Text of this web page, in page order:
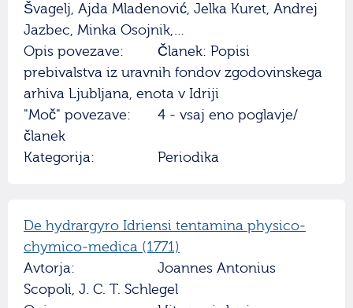
Švagelj, Ajda Mladenović, Jelka Kuret, Andrej
Jazbec, Minka Osojnik,…
Opis povezave:
Članek: Popisi
prebivalstva iz uravnih fondov zgodovinskega
arhiva Ljubljana, enota v Idriji
"Moč" povezave:
4 - vsaj eno poglavje/
članek
Kategorija:
Periodika
De hydrargyro Idriensi tentamina physico-
chymico-medica (1771)
Avtorja:
Joannes Antonius
Scopoli, J. C. T. Schlegel